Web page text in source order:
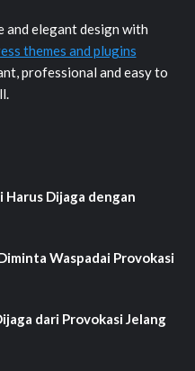
and elegant design with
themes and plugins
professional and easy to
Harus Dijaga dengan
Waspadai Provokasi
dari Provokasi Jelang